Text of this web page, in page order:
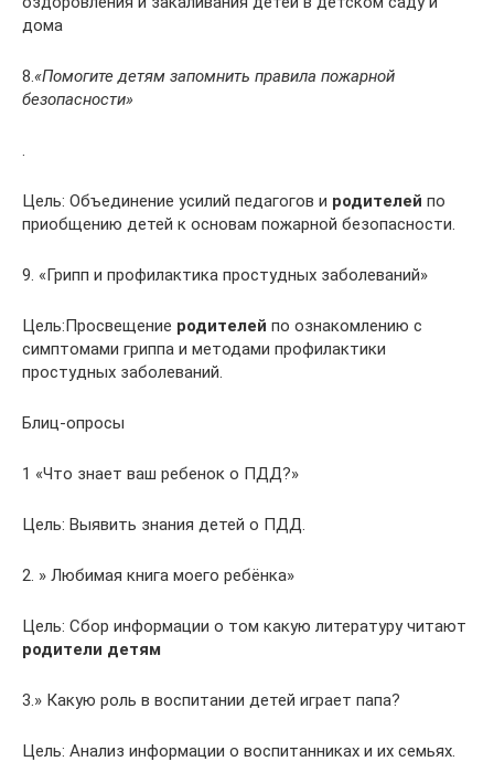
дома
8.«Помогите детям запомнить правила пожарной
безопасности»
.
Цель: Объединение усилий педагогов и родителей по
приобщению детей к основам пожарной безопасности.
9. «Грипп и профилактика простудных заболеваний»
Цель:Просвещение родителей по ознакомлению с
симптомами гриппа и методами профилактики
простудных заболеваний.
Блиц-опросы
1 «Что знает ваш ребенок о ПДД?»
Цель: Выявить знания детей о ПДД.
2. » Любимая книга моего ребёнка»
Цель: Сбор информации о том какую литературу читают
родители детям
3.» Какую роль в воспитании детей играет папа?
Цель: Анализ информации о воспитанниках и их семьях.